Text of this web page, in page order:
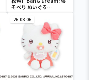
そべり ぬいぐる
）
26.08.06